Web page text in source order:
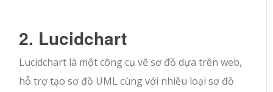
2. Lucidchart
Lucidchart là một công cụ vẽ sơ đồ dựa trên web,
hỗ trợ tạo sơ đồ UML cùng với nhiều loại sơ đồ